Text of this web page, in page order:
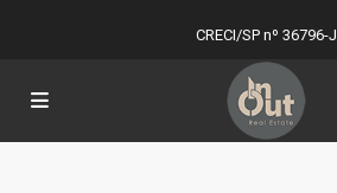
CRECI/SP nº 36796-J